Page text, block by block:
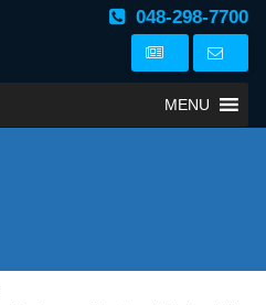
048-298-7700
MENU